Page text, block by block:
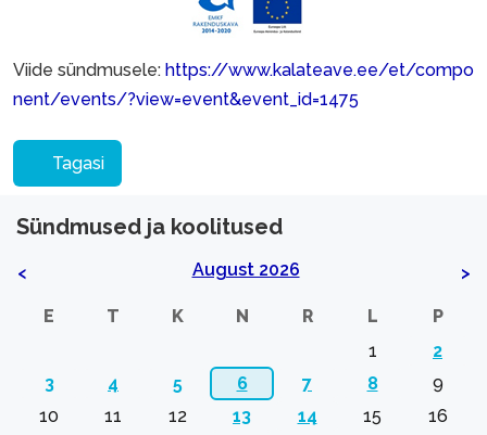
Viide sündmusele: https://www.kalateave.ee/et/compo
nent/events/?view=event&event_id=1475
Tagasi
Sündmused ja koolitused
< August 2026 >
E T K N R L
P
1
2
3
4 5 6 7 8
9
10
11 12 13 14 15
16